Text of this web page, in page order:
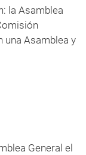
la Asamblea
una Asamblea y
General el